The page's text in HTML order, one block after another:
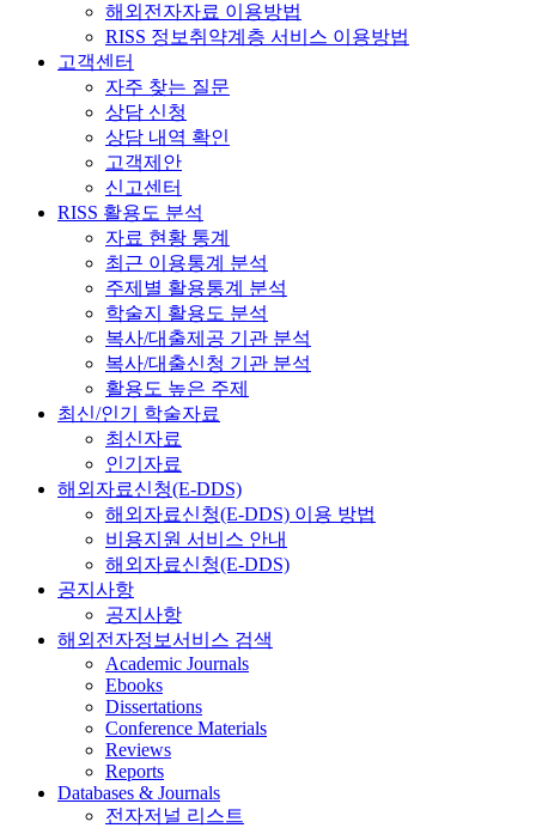
해외전자자료 이용방법
RISS 정보취약계층 서비스 이용방법
고객센터
자주 찾는 질문
상담 신청
상담 내역 확인
고객제안
신고센터
RISS 활용도 분석
자료 현황 통계
최근 이용통계 분석
주제별 활용통계 분석
학술지 활용도 분석
복사/대출제공 기관 분석
복사/대출신청 기관 분석
활용도 높은 주제
최신/인기 학술자료
최신자료
인기자료
해외자료신청(E-DDS)
해외자료신청(E-DDS) 이용 방법
비용지원 서비스 안내
해외자료신청(E-DDS)
공지사항
공지사항
해외전자정보서비스 검색
Academic Journals
Ebooks
Dissertations
Conference Materials
Reviews
Reports
Databases & Journals
전자저널 리스트